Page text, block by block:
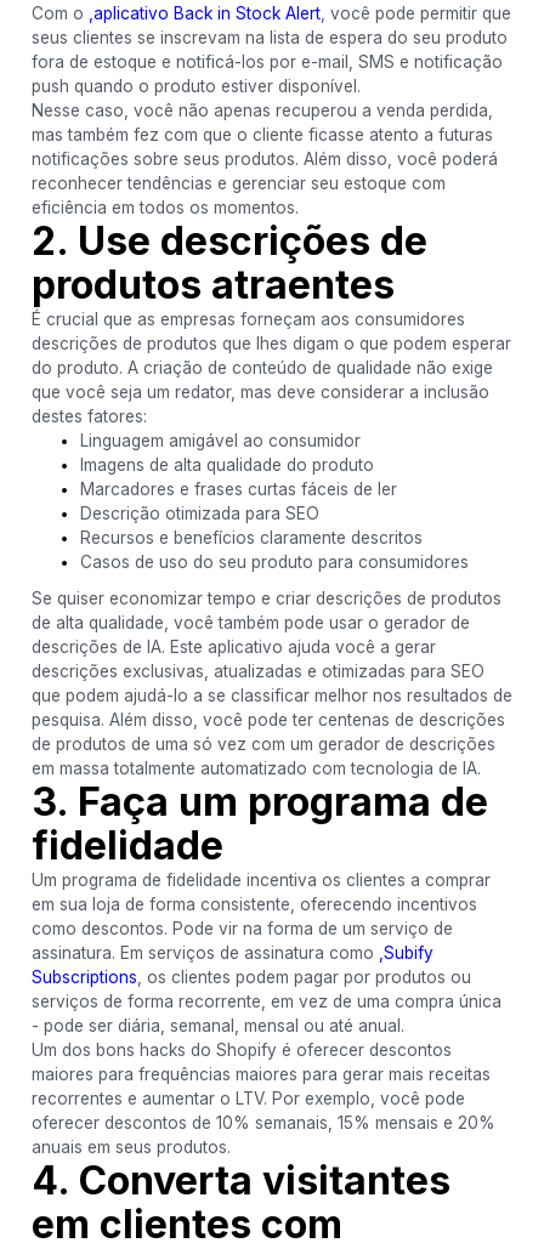
Com o ,aplicativo Back in Stock Alert, você pode permitir que
seus clientes se inscrevam na lista de espera do seu produto
fora de estoque e notificá-los por e-mail, SMS e notificação
push quando o produto estiver disponível.
Nesse caso, você não apenas recuperou a venda perdida,
mas também fez com que o cliente ficasse atento a futuras
notificações sobre seus produtos. Além disso, você poderá
reconhecer tendências e gerenciar seu estoque com
eficiência em todos os momentos.
2. Use descrições de
produtos atraentes
É crucial que as empresas forneçam aos consumidores
descrições de produtos que lhes digam o que podem esperar
do produto. A criação de conteúdo de qualidade não exige
que você seja um redator, mas deve considerar a inclusão
destes fatores:
Linguagem amigável ao consumidor
Imagens de alta qualidade do produto
Marcadores e frases curtas fáceis de ler
Descrição otimizada para SEO
Recursos e benefícios claramente descritos
Casos de uso do seu produto para consumidores
Se quiser economizar tempo e criar descrições de produtos
de alta qualidade, você também pode usar o gerador de
descrições de IA. Este aplicativo ajuda você a gerar
descrições exclusivas, atualizadas e otimizadas para SEO
que podem ajudá-lo a se classificar melhor nos resultados de
pesquisa. Além disso, você pode ter centenas de descrições
de produtos de uma só vez com um gerador de descrições
em massa totalmente automatizado com tecnologia de IA.
3. Faça um programa de
fidelidade
Um programa de fidelidade incentiva os clientes a comprar
em sua loja de forma consistente, oferecendo incentivos
como descontos. Pode vir na forma de um serviço de
assinatura. Em serviços de assinatura como ,Subify
Subscriptions , os clientes podem pagar por produtos ou
serviços de forma recorrente, em vez de uma compra única
- pode ser diária, semanal, mensal ou até anual.
Um dos bons hacks do Shopify é oferecer descontos
maiores para frequências maiores para gerar mais receitas
recorrentes e aumentar o LTV. Por exemplo, você pode
oferecer descontos de 10% semanais, 15% mensais e 20%
anuais em seus produtos.
4. Converta visitantes
em clientes com